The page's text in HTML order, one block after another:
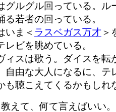
グルグル回っている。ル
る若者の回っている。
いま＜ ラスベガス万才＞
レビを眺めている。
ィスは歌う。ダイスを転
自由な大人になるに、
も聴こえてくるかもしれ
て、何て言えばいい。